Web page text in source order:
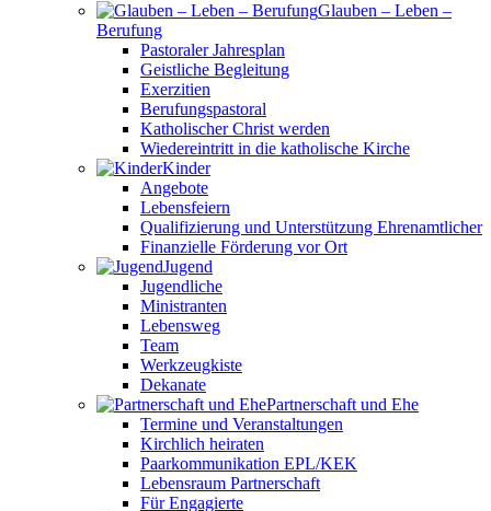
Glauben – Leben –
Berufung
Pastoraler Jahresplan
Geistliche Begleitung
Exerzitien
Berufungspastoral
Katholischer Christ werden
Wiedereintritt in die katholische Kirche
Kinder
Angebote
Lebensfeiern
Qualifizierung und Unterstützung Ehrenamtlicher
Finanzielle Förderung vor Ort
Jugend
Jugendliche
Ministranten
Lebensweg
Team
Werkzeugkiste
Dekanate
Partnerschaft und Ehe
Termine und Veranstaltungen
Kirchlich heiraten
Paarkommunikation EPL/KEK
Lebensraum Partnerschaft
Für Engagierte